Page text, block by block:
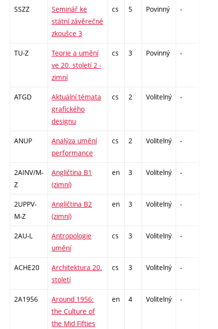
SSZZ
Seminář ke
státní závěrečné
zkoušce 3
cs 5 Povinný -
TU-Z
Teorie a umění
ve 20. století 2 -
zimní
cs 3 Povinný -
ATGD
Aktuální témata
grafického
designu
cs 2 Volitelný -
ANUP
Analýza umění
performance
cs 2 Volitelný -
2AINV/M-
Z
Angličtina B1
(zimní)
en 3 Volitelný -
2UPPV-
M-Z
Angličtina B2
(zimní)
en 3 Volitelný -
2AU-L
Antropologie
umění
cs 3 Volitelný -
ACHE20
Architektura 20.
století
cs 3 Volitelný -
2A1956
Around 1956:
the Culture of
the Mid Fifties
en 4 Volitelný -